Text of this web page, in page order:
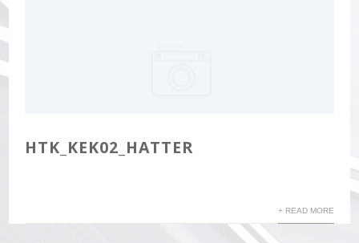
HTK_KEK02_HATTER
+ READ MORE